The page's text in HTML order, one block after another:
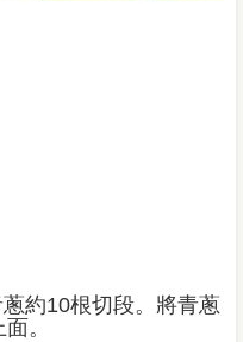
約10根切段。將青蔥
。